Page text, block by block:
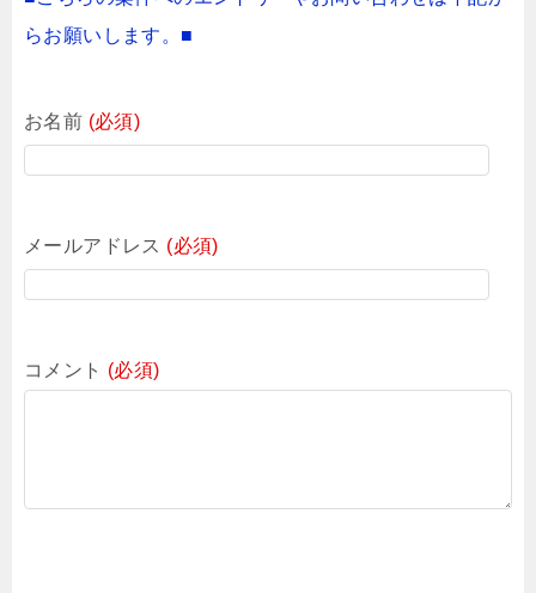
らお願いします。■
お名前 (必須)
メールアドレス (必須)
コメント (必須)